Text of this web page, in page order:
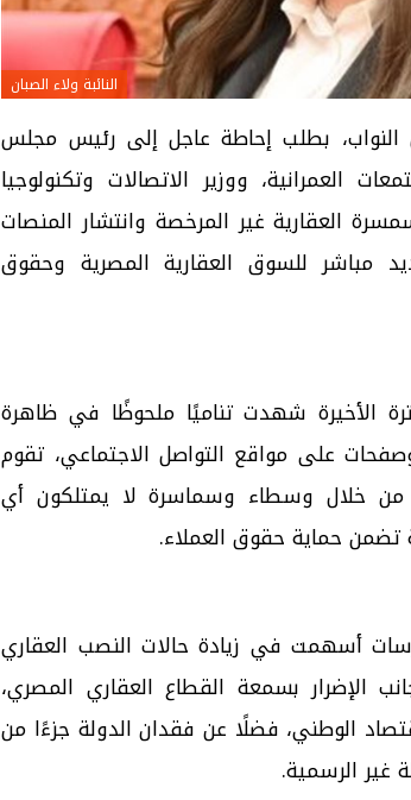
النائبة ولاء الصبان
النواب، بطلب إحاطة عاجل إلى رئيس مجلس
العمرانية، ووزير الاتصالات وتكنولوجيا
العقارية غير المرخصة وانتشار المنصات
مباشر للسوق العقارية المصرية وحقوق
الأخيرة شهدت تناميًا ملحوظًا في ظاهرة
على مواقع التواصل الاجتماعي، تقوم
من خلال وسطاء وسماسرة لا يمتلكون أي
تضمن حماية حقوق العملاء.
أسهمت في زيادة حالات النصب العقاري
الإضرار بسمعة القطاع العقاري المصري،
الوطني، فضلًا عن فقدان الدولة جزءًا من
غير الرسمية.